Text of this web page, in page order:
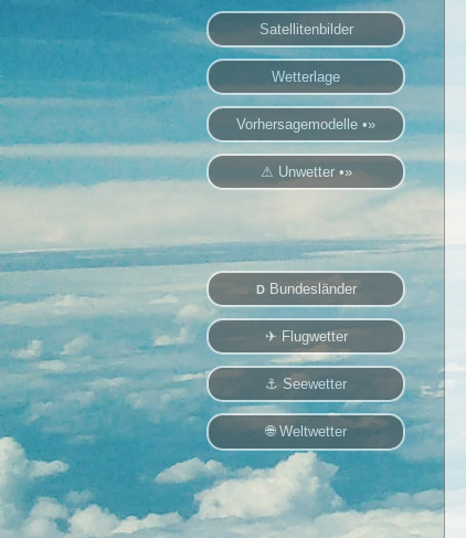
Satellitenbilder
Wetterlage
Vorhersagemodelle •»
⚠ Unwetter •»
DBundesländer
✈ Flugwetter
⚓ Seewetter
🌐 Weltwetter